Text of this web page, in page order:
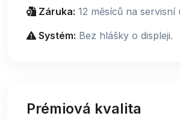
Záruka: 12 měsíců na servisní
Systém: Bez hlášky o displeji.
Prémiová kvalita